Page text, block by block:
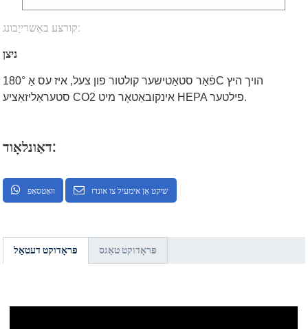
קורצע באַשרייַבונג:
ניצן
פֿאַר סטאַטישער קולטור פון צעל, איז עס אַ 180°C הויך היץ
סטעראַליזאַציע CO2 אינקובאַטאָר מיט HEPA פילטער.
דאַונלאָוד:
וואַטסאַפּ שיקט אַן אימעיל צו אונדז
פּראָדוקט דעטאַל פּראָדוקט טאַגס